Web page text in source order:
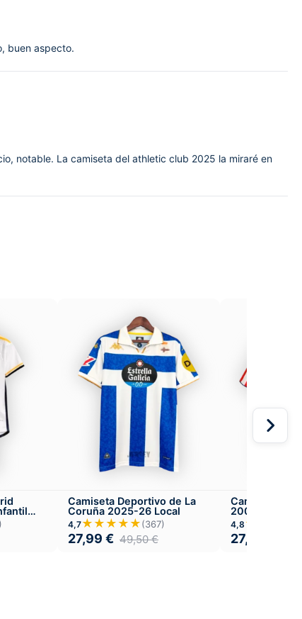
buen aspecto.
notable. La camiseta del athletic club 2025 la miraré en
Camiseta Deportivo de La
Coruña 2025-26 Local
4,7★★★★★(367)
27,99 € 49,50€
Camiseta
2004-05
4,8
27,99